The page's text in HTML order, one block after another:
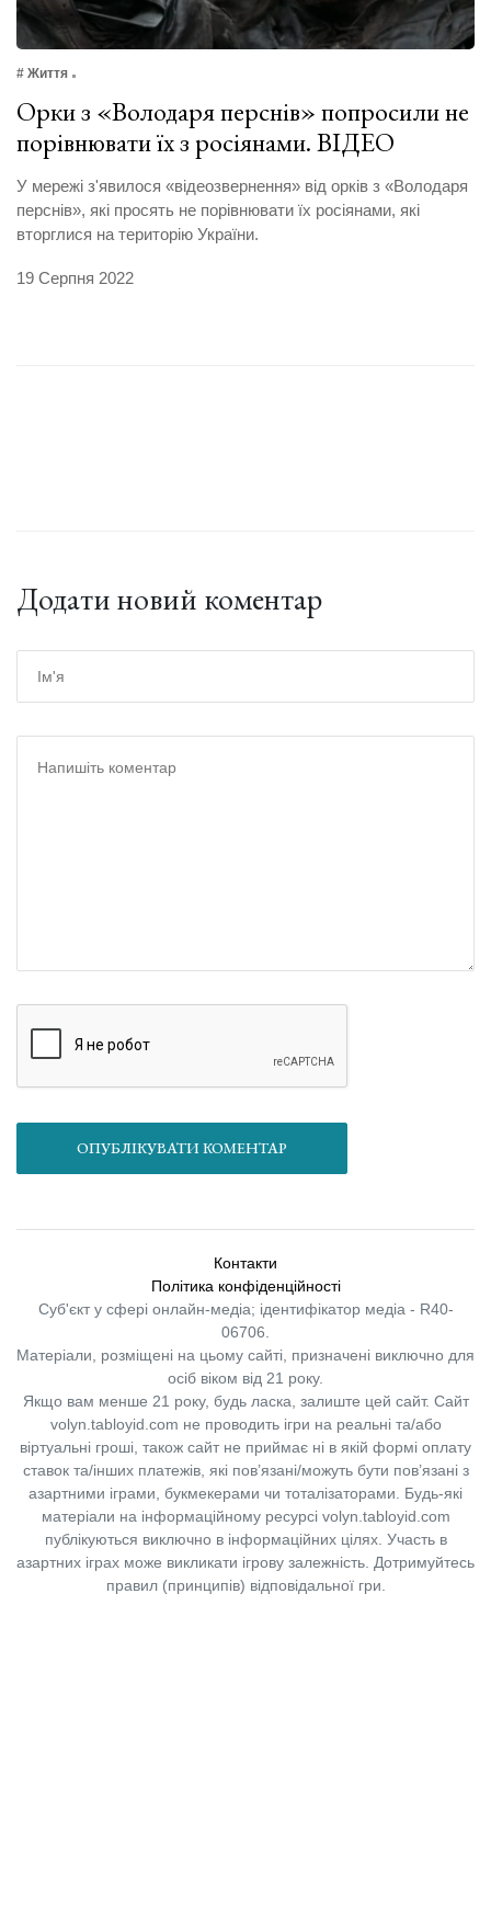
# Життя
Орки з «Володаря перснів» попросили не
порівнювати їх з росіянами. ВІДЕО
У мережі з'явилося «відеозвернення» від орків з «Володаря
перснів», які просять не порівнювати їх росіянами, які
вторглися на територію України.
19 Серпня 2022
Додати новий коментар
ОПУБЛІКУВАТИ КОМЕНТАР
Контакти
Політика конфіденційності
Суб'єкт у сфері онлайн-медіа; ідентифікатор медіа - R40-
06706.
Матеріали, розміщені на цьому сайті, призначені виключно для
осіб віком від 21 року.
Якщо вам менше 21 року, будь ласка, залиште цей сайт. Сайт
volyn.tabloyid.com не проводить ігри на реальні та/або
віртуальні гроші, також сайт не приймає ні в якій формі оплату
ставок та/інших платежів, які пов’язані/можуть бути пов’язані з
азартними іграми, букмекерами чи тоталізаторами. Будь-які
матеріали на інформаційному ресурсі volyn.tabloyid.com
публікуються виключно в інформаційних цілях. Участь в
азартних іграх може викликати ігрову залежність. Дотримуйтесь
правил (принципів) відповідальної гри.